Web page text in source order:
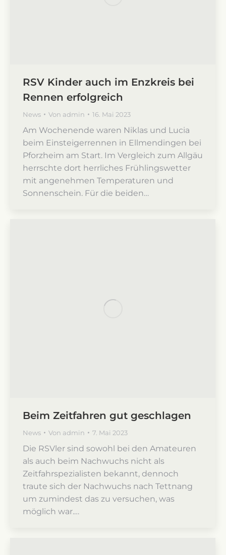
RSV Kinder auch im Enzkreis bei
Rennen erfolgreich
News Von admin 16. Mai 2023
Am Wochenende waren Niklas und Lucia
beim Einsteigerrennen in Ellmendingen bei
Pforzheim am Start. Im Vergleich zum Allgäu
herrschte dort herrliches Frühlingswetter
mit angenehmen Temperaturen und
Sonnenschein. Für die beiden…
Beim Zeitfahren gut geschlagen
News Von admin 7. Mai 2023
Die RSVler sind sowohl bei den Amateuren
als auch beim Nachwuchs nicht als
Zeitfahrspezialisten bekannt, dennoch
traute sich der Nachwuchs nach Tettnang
um zumindest das zu versuchen, was
möglich war.…